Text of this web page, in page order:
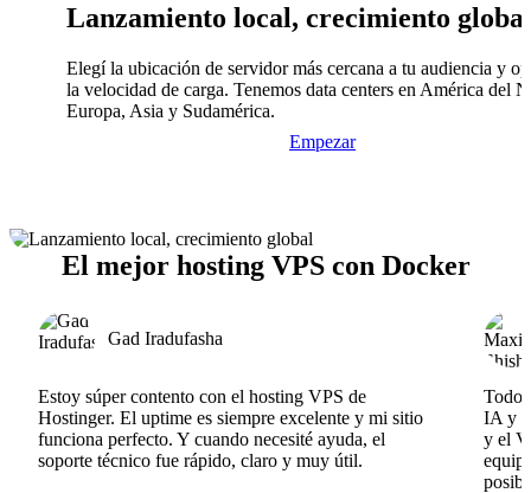
Lanzamiento local, crecimiento global
Elegí la ubicación de servidor más cercana a tu audiencia y
la velocidad de carga. Tenemos data centers en América del
Europa, Asia y Sudamérica.
Empezar
El mejor hosting VPS con Docker
Gad Iradufasha
Estoy súper contento con el hosting VPS de
Hostinger. El uptime es siempre excelente y mi sitio
funciona perfecto. Y cuando necesité ayuda, el
soporte técnico fue rápido, claro y muy útil.
Todo
IA y
y el